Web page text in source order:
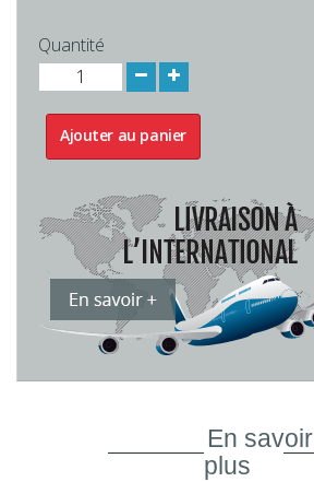
Quantité
Ajouter au panier
En savoir
plus